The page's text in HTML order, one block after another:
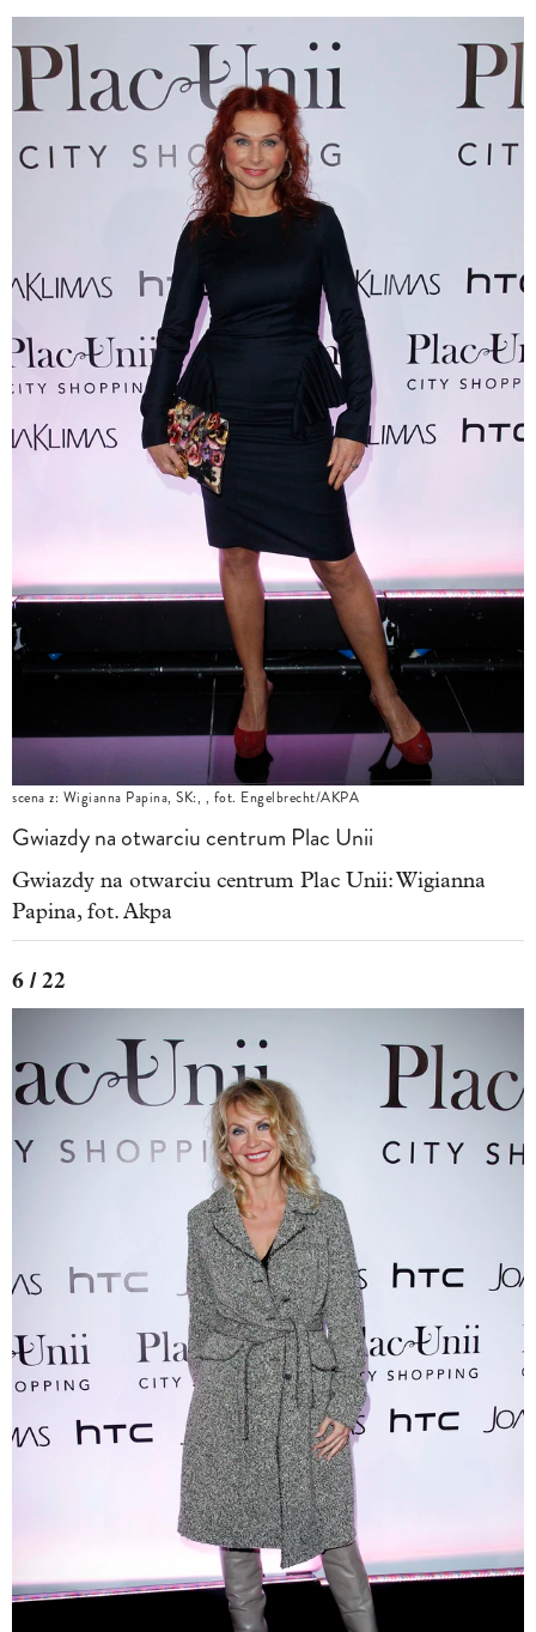
scena z: Wigianna Papina, SK:, , fot. Engelbrecht/AKPA
Gwiazdy na otwarciu centrum Plac Unii
Gwiazdy na otwarciu centrum Plac Unii: Wigianna
Papina, fot. Akpa
6 / 22